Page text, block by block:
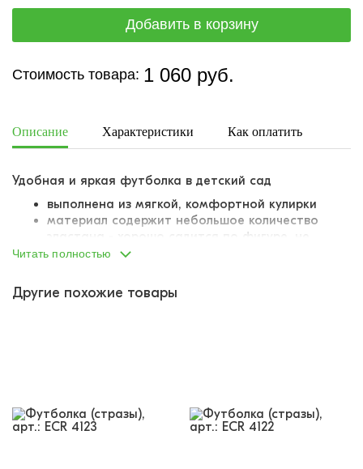
Стоимость товара: 1 060 руб.
Описание Характеристики Как оплатить
Удобная и яркая футболка в детский сад
выполнена из мягкой, комфортной кулирки
материал содержит небольшое количество
эластана - хорошо садится по фигуре, не
деформируется при стирке
горловина притачена, выполнена из отдельного
Читать полностью
Другие похожие товары